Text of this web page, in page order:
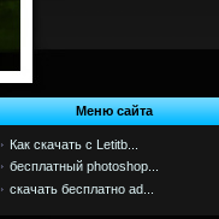
Меню сайта
Как скачать с Letitb...
бесплатный photoshop...
скачать бесплатно ad...